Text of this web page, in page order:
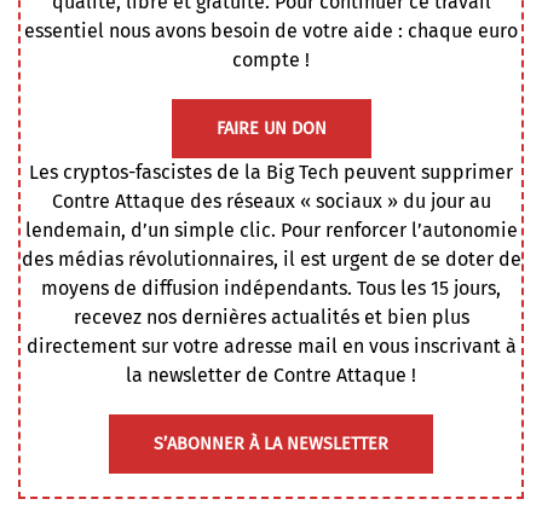
essentiel nous avons besoin de votre aide : chaque euro
compte !
FAIRE UN DON
Les cryptos-fascistes de la Big Tech peuvent supprimer
Contre Attaque des réseaux « sociaux » du jour au
lendemain, d’un simple clic. Pour renforcer l’autonomie
des médias révolutionnaires, il est urgent de se doter de
moyens de diffusion indépendants. Tous les 15 jours,
recevez nos dernières actualités et bien plus
directement sur votre adresse mail en vous inscrivant à
la newsletter de Contre Attaque !
S’ABONNER À LA NEWSLETTER